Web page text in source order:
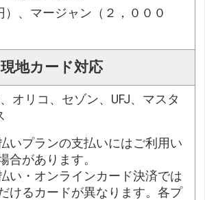
）、マージャン（２，０００
現地カード対応
オリコ、セゾン、UFJ、マスタ
いプランの支払いにはご利用い
合があります。
い・オンラインカード決済では
けるカードが異なります。各プ